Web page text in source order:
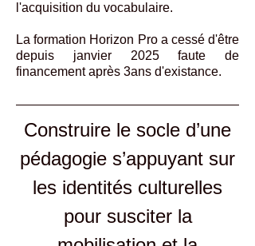
l'acquisition du vocabulaire.
La formation Horizon Pro a cessé d'être
depuis janvier 2025 faute de
financement après 3ans d'existance.
Construire le socle d’une
pédagogie s’appuyant sur
les identités culturelles
pour susciter la